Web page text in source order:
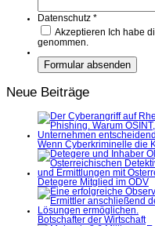
Datenschutz *
Akzeptieren Ich habe
genommen.
Neue Beiträge
Wenn Cyberkriminelle die
Detegere Mitglied im ÖDV
Botschafter der Wirtschaft